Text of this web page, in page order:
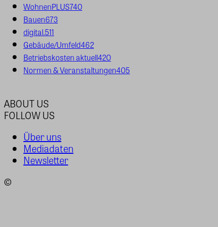
WohnenPLUS740
Bauen673
digital.511
Gebäude/Umfeld462
Betriebskosten aktuell420
Normen & Veranstaltungen405
ABOUT US
FOLLOW US
Über uns
Mediadaten
Newsletter
©